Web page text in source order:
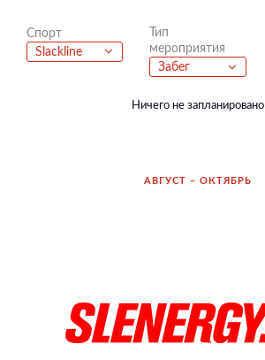
Спорт
Slackline
Тип
мероприятия
Забег
Ничего не запланировано
АВГУСТ – ОКТЯБРЬ